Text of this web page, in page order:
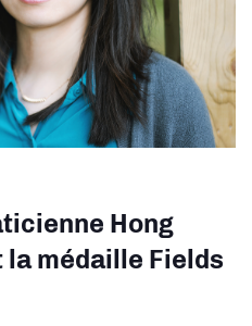
Hong
médaille Fields